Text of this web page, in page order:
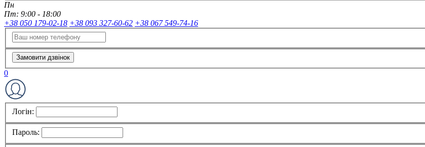
Пн
Пт: 9:00 - 18:00
+38 050 179-02-18 +38 093 327-60-62 +38 067 549-74-16
Замовити дзвінок
0
Логін:
Пароль: